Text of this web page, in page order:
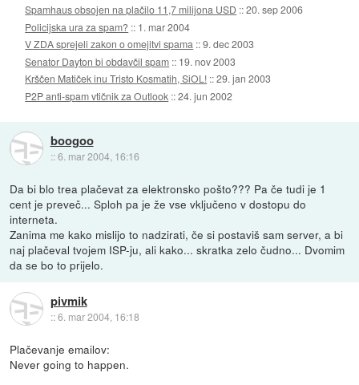
Spamhaus obsojen na plačilo 11,7 milijona USD ::20. sep 2006
Policijska ura za spam? :: 1. mar 2004
V ZDA sprejeli zakon o omejitvi spama ::9. dec 2003
Senator Dayton bi obdavčil spam :: 19. nov 2003
Krščen Matiček inu Tristo Kosmatih, SiOL! ::29. jan 2003
P2P anti-spam vtičnik za Outlook ::24. jun 2002
boogoo
::6. mar 2004, 16:16
Da bi blo trea plačevat za elektronsko pošto??? Pa če tudi je 1
cent je preveč... Sploh pa je že vse vključeno v dostopu do
interneta.
Zanima me kako mislijo to nadzirati, če si postaviš sam server, a bi
naj plačeval tvojem ISP-ju, ali kako... skratka zelo čudno... Dvomim
da se bo to prijelo.
pivmik
::6. mar 2004, 16:18
Plačevanje emailov:
Never going to happen.